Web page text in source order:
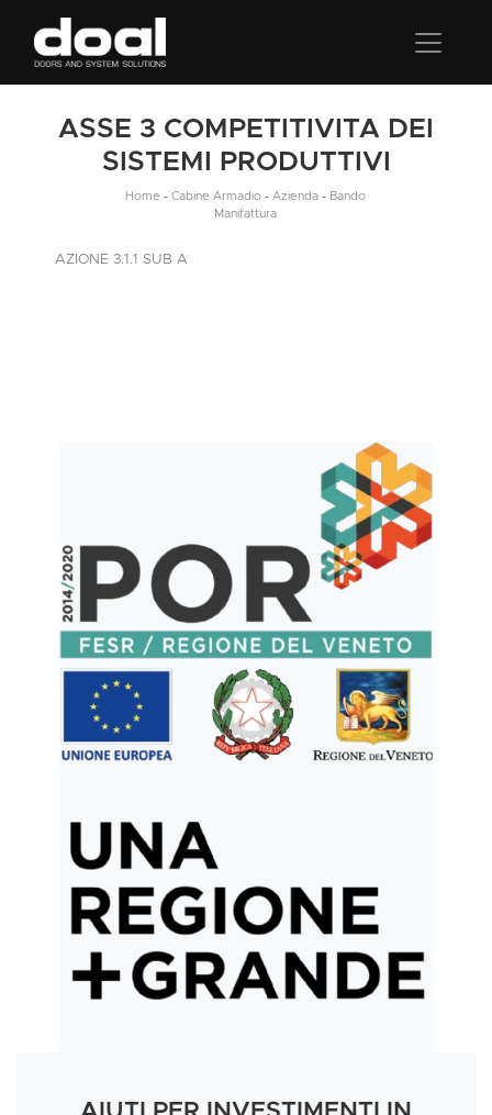
ASSE 3 COMPETITIVITA DEI
SISTEMI PRODUTTIVI
Home -Cabine Armadio - Azienda - Bando
Manifattura
AZIONE 3.1.1 SUB A